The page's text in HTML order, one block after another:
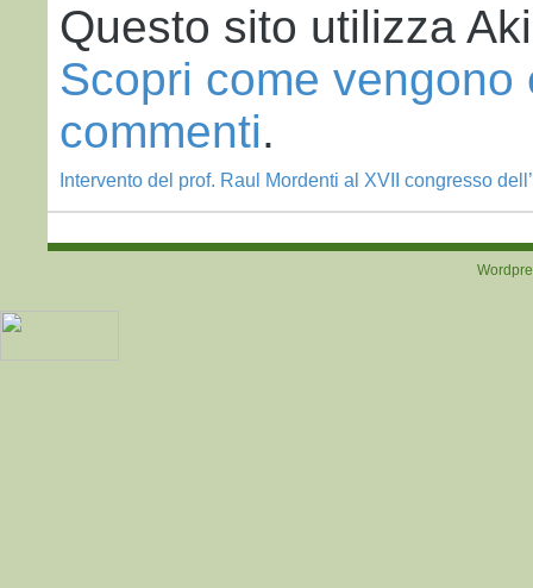
Questo sito utilizza
Scopri come
commenti.
Post navigation
Intervento del prof. Raul Mordenti al XVII congresso